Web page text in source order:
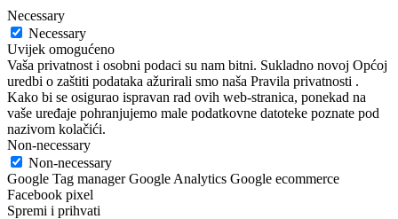
Necessary
Necessary
Uvijek omogućeno
Vaša privatnost i osobni podaci su nam bitni. Sukladno novoj Općoj
uredbi o zaštiti podataka ažurirali smo naša Pravila privatnosti .
Kako bi se osigurao ispravan rad ovih web-stranica, ponekad na
vaše uređaje pohranjujemo male podatkovne datoteke poznate pod
nazivom kolačići.
Non-necessary
Non-necessary
Google Tag manager Google Analytics Google ecommerce
Facebook pixel
Spremi i prihvati